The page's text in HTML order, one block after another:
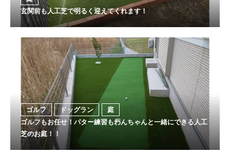
玄関前も人工芝で明るく迎えてくれます！
ゴルフ ドッグラン
庭
ゴルフもお任せ！パター練習もわんちゃんと一緒にできる人工
芝のお庭！！